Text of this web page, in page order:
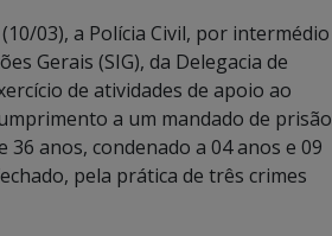
03), a Polícia Civil, por intermédio
Gerais (SIG), da Delegacia de
de atividades de apoio ao
a um mandado de prisão
anos, condenado a 04 anos e 09
pela prática de três crimes